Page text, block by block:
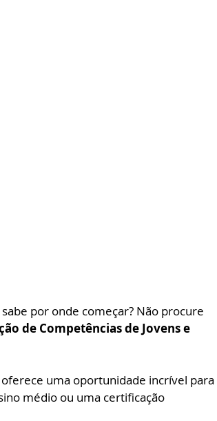
por onde começar? Não procure
de Competências de Jovens e
uma oportunidade incrível para
médio ou uma certificação